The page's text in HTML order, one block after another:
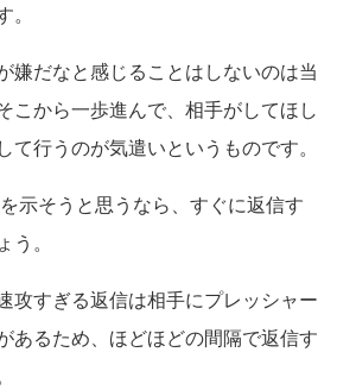
。
嫌だなと感じることはしないのは当
こから一歩進んで、相手がしてほし
て行うのが気遣いというものです。
示そうと思うなら、すぐに返信す
う。
攻すぎる返信は相手にプレッシャー
あるため、ほどほどの間隔で返信す